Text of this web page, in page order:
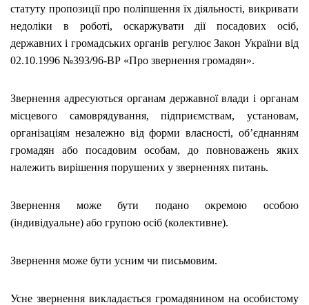
статуту пропозиції про поліпшення їх діяльності, викривати
недоліки в роботі, оскаржувати дії посадових осіб,
державних і громадських органів регулює Закон України від
02.10.1996 №393/96-ВР «Про звернення громадян».
Звернення адресуються органам державної влади і органам
місцевого самоврядування, підприємствам, установам,
організаціям незалежно від форми власності, об’єднанням
громадян або посадовим особам, до повноважень яких
належить вирішення порушених у зверненнях питань.
Звернення може бути подано окремою особою
(індивідуальне) або групою осіб (колективне).
Звернення може бути усним чи письмовим.
Усне звернення викладається громадянином на особистому